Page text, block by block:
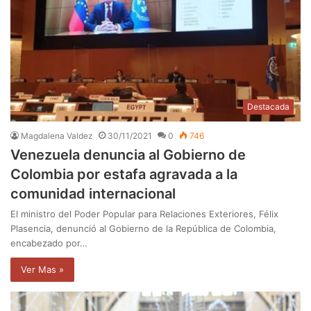
Destacada
Magdalena Valdez 30/11/2021 0 746
Venezuela denuncia al Gobierno de
Colombia por estafa agravada a la
comunidad internacional
El ministro del Poder Popular para Relaciones Exteriores, Félix
Plasencia, denunció al Gobierno de la República de Colombia,
encabezado por…
Ver Mas »